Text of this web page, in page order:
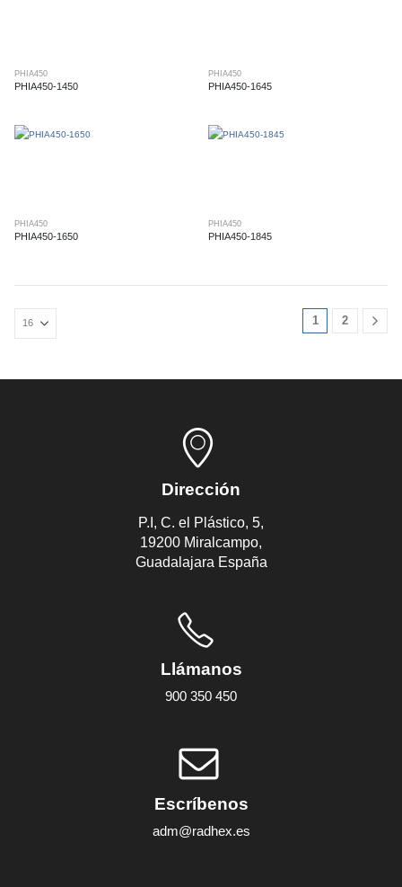
PHIA450
PHIA450-1450
PHIA450
PHIA450-1645
PHIA450
PHIA450-1650
PHIA450
PHIA450-1845
1 2
Dirección
P.I, C. el Plástico, 5,
19200 Miralcampo,
Guadalajara España
Llámanos
900 350 450
Escríbenos
adm@radhex.es